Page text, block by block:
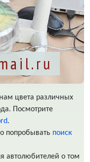
цвета различных
Посмотрите
.
попробывать поиск
автолюбителей о том